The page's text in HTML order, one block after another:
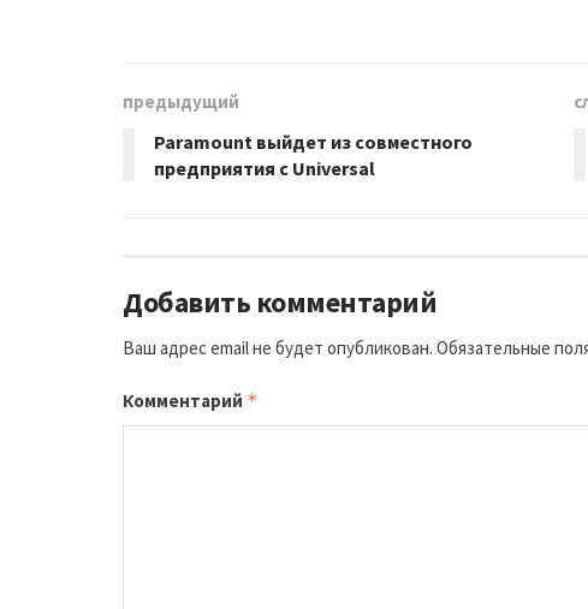
предыдущий
Paramount выйдет из совместного
предприятия с Universal
Добавить комментарий
Ваш адрес email не будет опубликован. Обязательные
Комментарий *